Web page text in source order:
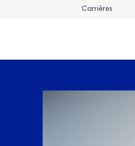
Carrières